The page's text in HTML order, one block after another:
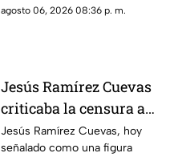
Yucatán al cierre de la jornada
agosto 06, 2026 08:36 p. m.
Jesús Ramírez Cuevas
criticaba la censura a
medios en 2013
Jesús Ramírez Cuevas, hoy
señalado como una figura